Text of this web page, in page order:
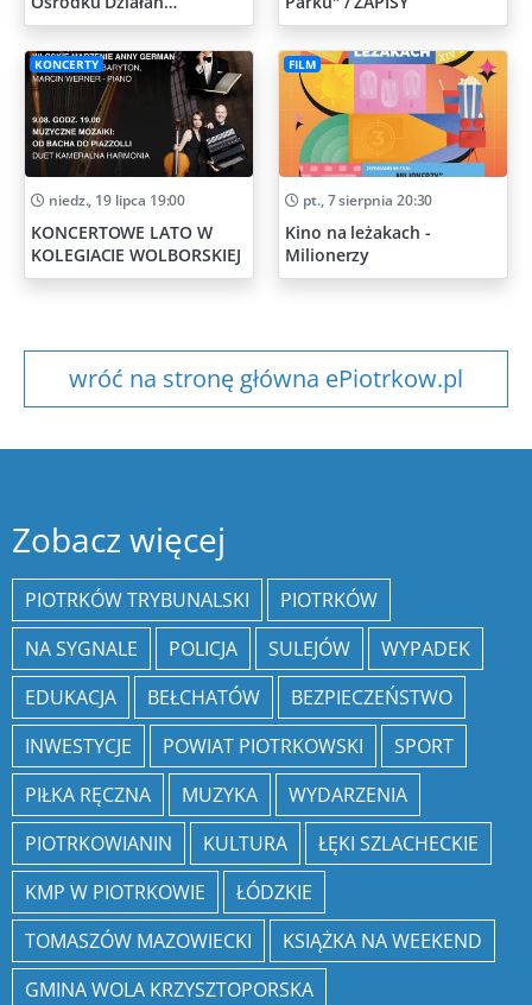
Artystycznych
KONCERTY
niedz., 19 lipca 19:00
KONCERTOWE LATO W
KOLEGIACIE WOLBORSKIEJ
FILM
pt., 7 sierpnia 20:30
Kino na leżakach -
Milionerzy
wróć na stronę główna ePiotrkow.pl
Zobacz więcej
PIOTRKÓW TRYBUNALSKI
PIOTRKÓW
NA SYGNALE
POLICJA SULEJÓW
WYPADEK
EDUKACJA
BEŁCHATÓW
BEZPIECZEŃSTWO
INWESTYCJE
POWIAT PIOTRKOWSKI
SPORT
PIŁKA RĘCZNA
MUZYKA
WYDARZENIA
PIOTRKOWIANIN
KULTURA
ŁĘKI SZLACHECKIE
KMP W PIOTRKOWIE
ŁÓDZKIE
TOMASZÓW MAZOWIECKI
KSIĄŻKA NA WEEKEND
GMINA WOLA KRZYSZTOPORSKA